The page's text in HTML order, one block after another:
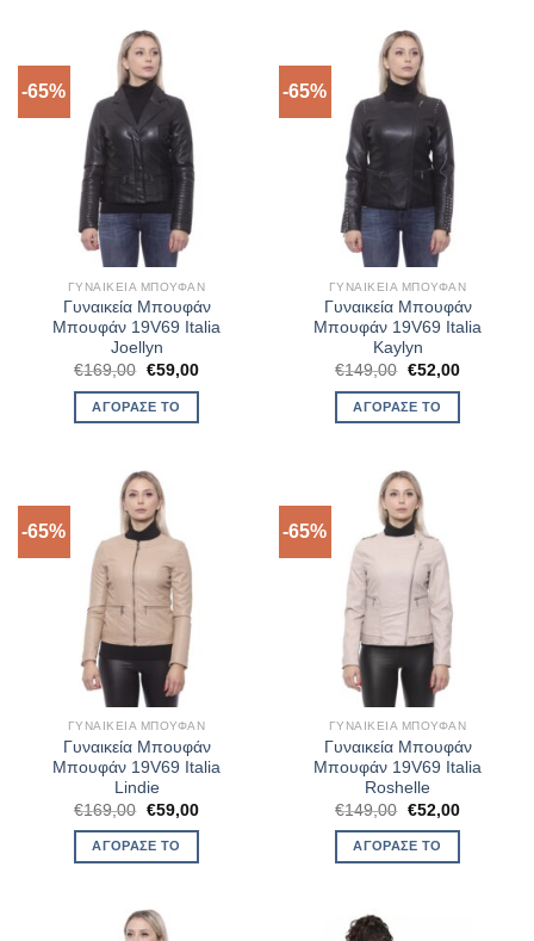
-65%
ΓΥΝΑΙΚΕΊΑ ΜΠΟΥΦΆΝ
Γυναικεία Μπουφάν
Μπουφάν 19V69 Italia
Joellyn
€169,00 Original
was:
€169,00.
€59,00Η
ΑΓΌΡΑΣΈ ΤΟ
-65%
ΓΥΝΑΙΚΕΊΑ ΜΠΟΥΦΆΝ
Γυναικεία Μπουφάν
Μπουφάν 19V69 Italia
Kaylyn
€149,00 Original
was:
€149,00.
€52,00Η
ΑΓΌΡΑΣΈ ΤΟ
-65%
ΓΥΝΑΙΚΕΊΑ ΜΠΟΥΦΆΝ
Γυναικεία Μπουφάν
Μπουφάν 19V69 Italia
Lindie
€169,00 Original
price
was:
€169,00.
€59,00Η
ΑΓΌΡΑΣΈ ΤΟ
-65%
ΓΥΝΑΙΚΕΊΑ ΜΠΟΥΦΆΝ
Γυναικεία Μπουφάν
Μπουφάν 19V69 Italia
Roshelle
€149,00 Original
price
was:
€149,00.
€52,00Η
ΑΓΌΡΑΣΈ ΤΟ